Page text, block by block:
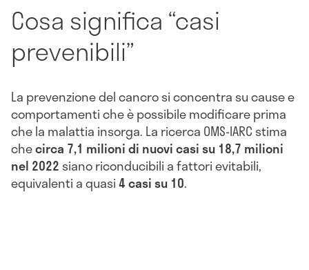
Cosa significa “casi
prevenibili”
La prevenzione del cancro si concentra su cause e
comportamenti che è possibile modificare prima
che la malattia insorga. La ricerca OMS-IARC stima
checirca 7,1 milioni di nuovi casi su 18,7 milioni
nel 2022 siano riconducibili a fattori evitabili,
equivalenti a quasi 4 casi su 10.